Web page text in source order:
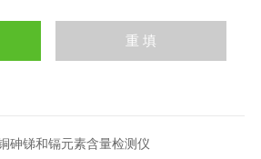
砷锑和镉元素含量检测仪